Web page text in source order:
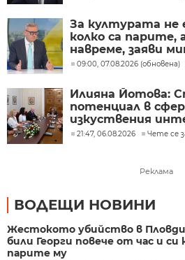
За културата не
колко са парите,
навреме, заяви
Милошев
09:00, 07.08.2026 (обновена)
Илияна Йотова:
потенциал в
изкуствения
забелязва тези
21:47, 06.08.2026 Чете се
Реклама
ВОДЕЩИ НОВИНИ
Жестокото убийство в
били Георги повече от час и
парите му